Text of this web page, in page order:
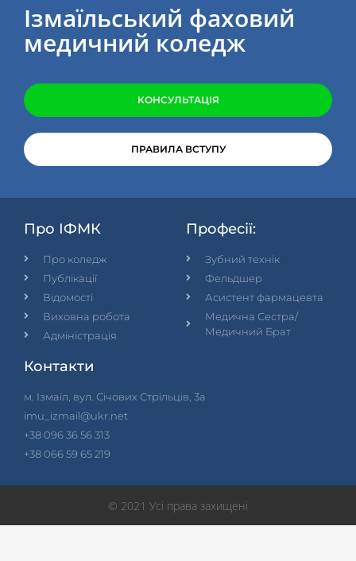
Ізмаїльський фаховий
медичний коледж
КОНСУЛЬТАЦІЯ
ПРАВИЛА ВСТУПУ
Про ІФМК
Про коледж
Публікації
Відомості
Виховна робота
Адміністрація
Професії:
Зубний технік
Фельдшер
Асистент фармацевта
Медична Сестра/
Медичний Брат
Контакти
м. Ізмаїл, вул. Січових Стрільців, 3а
imu_izmail@ukr.net
+38 096 36 56 313
+38 066 59 65 219
© 2021 Усі права захищені